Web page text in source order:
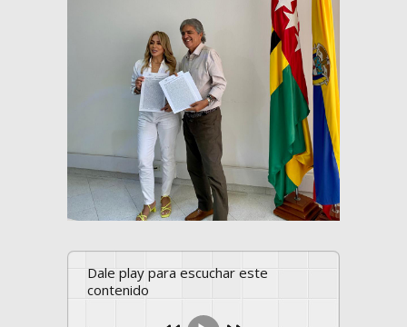
Dale play para escuchar este
contenido